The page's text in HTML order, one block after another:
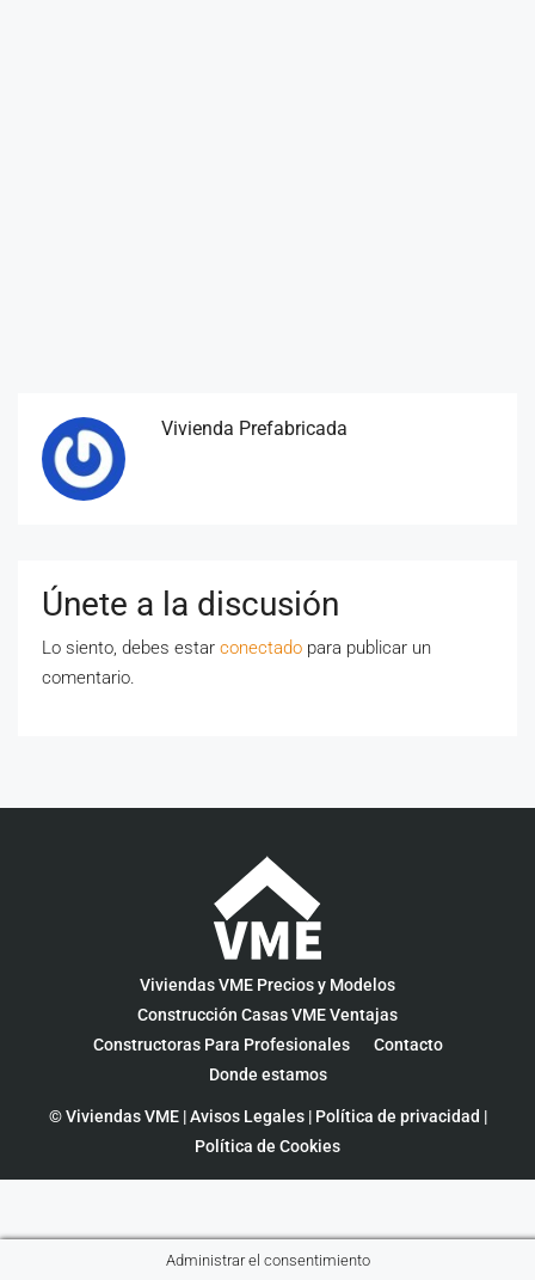
Vivienda Prefabricada
Únete a la discusión
Lo siento, debes estar conectado para publicar un
comentario.
Viviendas VME Precios y Modelos
Construcción Casas VME Ventajas
Constructoras Para Profesionales
Contacto
Donde estamos
© Viviendas VME |Avisos Legales| Política de privacidad |
Política de Cookies
Administrar el consentimiento